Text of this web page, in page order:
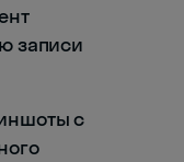
записи
с